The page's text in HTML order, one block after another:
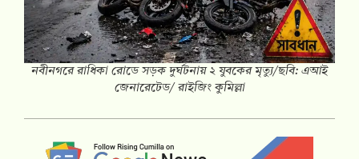
নবীনগরে রাধিকা রোডে সড়ক দুর্ঘটনায় ২ যুবকের মৃত্যু/ছবি: এআই
জেনারেটেড/ রাইজিং কুমিল্লা